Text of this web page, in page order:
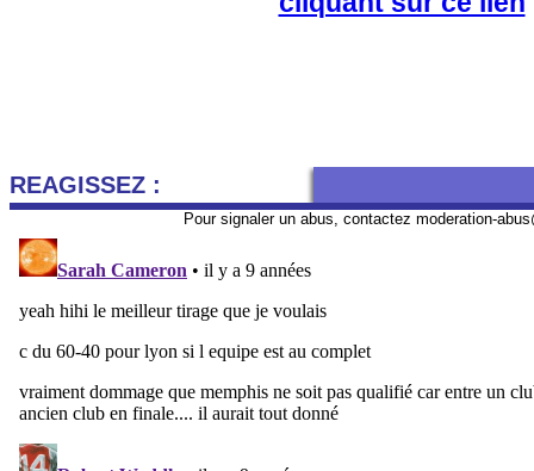
REAGISSEZ :
Pour signaler un abus, contactez moderation-